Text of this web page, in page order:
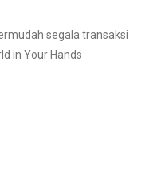
segala transaksi
in Your Hands